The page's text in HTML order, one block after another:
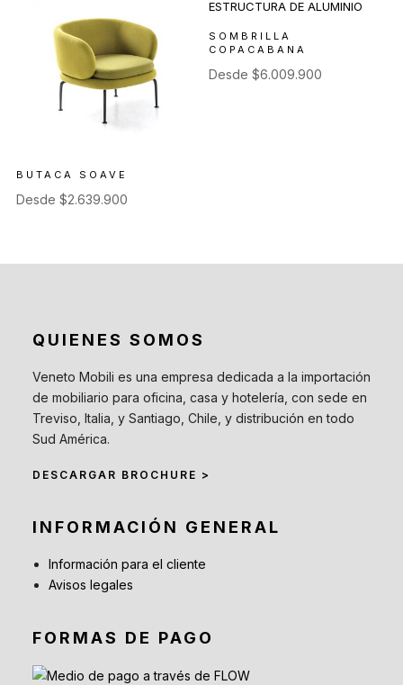
BUTACA SOAVE
Desde $2.639.900
SOMBRILLA
COPACABANA
Desde$6.009.900
QUIENES SOMOS
Veneto Mobili es una empresa dedicada a la importación
de mobiliario para oficina, casa y hotelería, con sede en
Treviso, Italia, y Santiago, Chile, y distribución en todo
Sud América.
DESCARGAR BROCHURE >
INFORMACIÓN GENERAL
Información para el cliente
Avisos legales
FORMAS DE PAGO